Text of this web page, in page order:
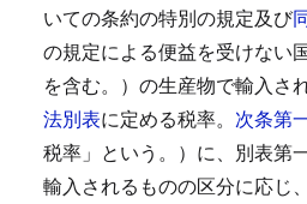
いての条約の特別の規定及び
の規定による便益を受けない
を含む。）の生産物で輸入さ
法別表に定める税率。 次条第
税率」という。）に、別表第
輸入されるものの区分に応じ